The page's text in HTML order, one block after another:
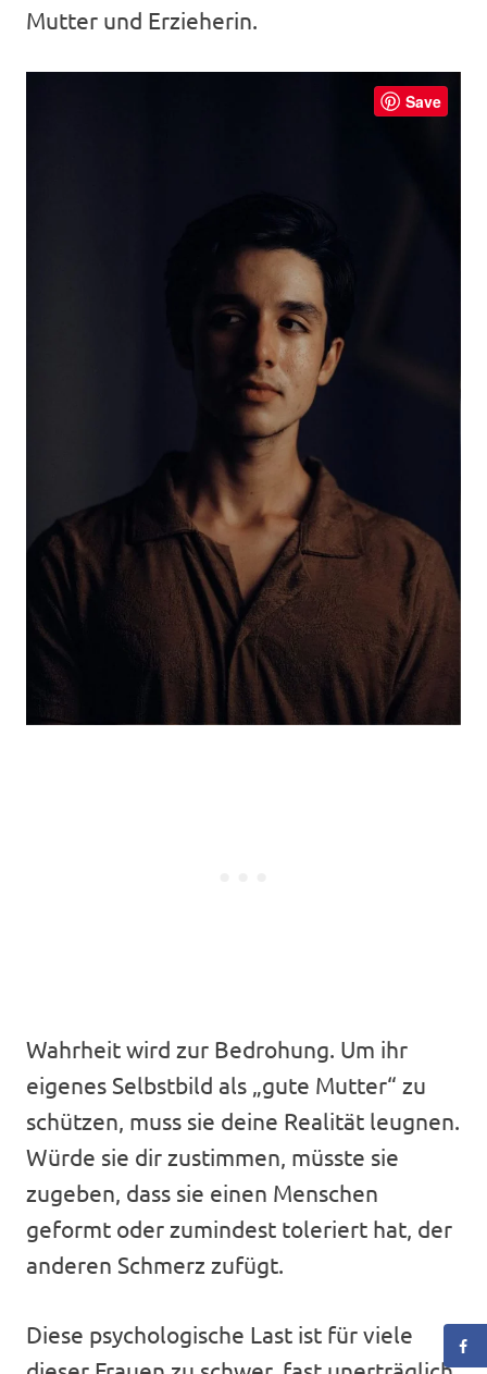
Mutter und Erzieherin.
Save
Wahrheit wird zur Bedrohung. Um ihr
eigenes Selbstbild als „gute Mutter“ zu
schützen, muss sie deine Realität leugnen.
Würde sie dir zustimmen, müsste sie
zugeben, dass sie einen Menschen
geformt oder zumindest toleriert hat, der
anderen Schmerz zufügt.
Diese psychologische Last ist für viele